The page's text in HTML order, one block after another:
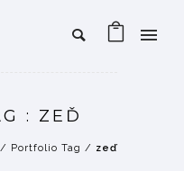
: ZEĎ
/ Portfolio Tag / zeď